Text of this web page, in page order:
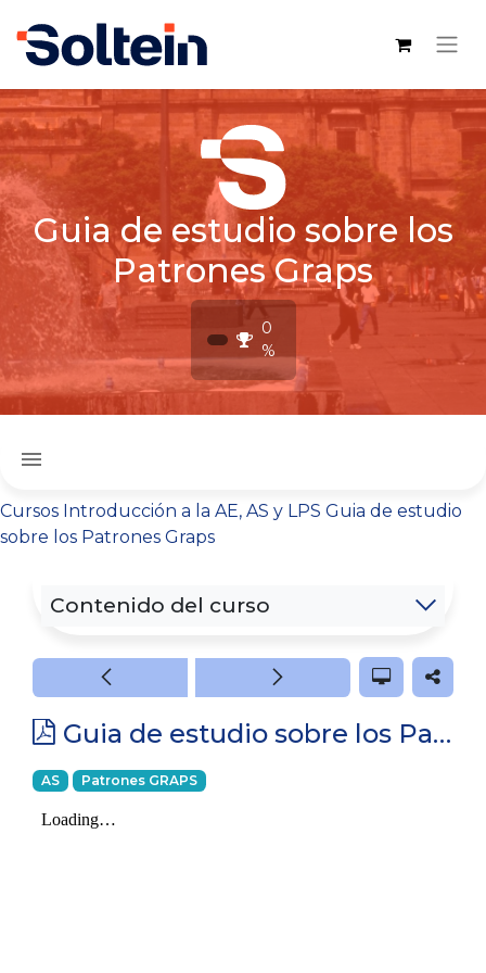
Guia de estudio sobre los
Patrones Graps
0
%
menu
Cursos Introducción a la AE, AS y LPS Guia de estudio
sobre los Patrones Graps
Contenido del curso
Guia de estudio sobre los Patrones Graps
AS Patrones GRAPS